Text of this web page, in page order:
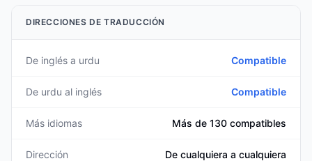
DIRECCIONES DE TRADUCCIÓN
De inglés a urdu Compatible
De urdu al inglés Compatible
Más idiomas Más de 130 compatibles
Dirección De cualquiera a cualquiera